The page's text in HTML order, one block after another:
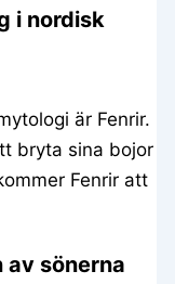
i nordisk
är Fenrir.
bryta sina bojor
Fenrir att
av sönerna